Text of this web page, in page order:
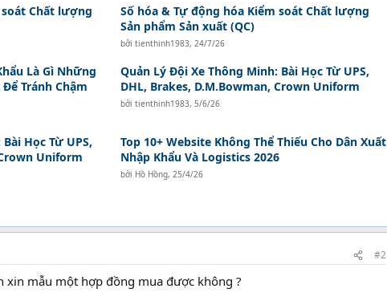
Chất lượng
Số hóa & Tự động hóa Kiểm soát Chất lượng
Sản phẩm Sản xuất (QC)
bởi tienthinh1983, 24/7/26
Là Gì Những
Tránh Chậm
Quản Lý Đội Xe Thông Minh: Bài Học Từ UPS,
DHL, Brakes, D.M.Bowman, Crown Uniform
bởi tienthinh1983, 5/6/26
Học Từ UPS,
Uniform
Top 10+ Website Không Thể Thiếu Cho Dân Xuất
Nhập Khẩu Và Logistics 2026
bởi Hồ Hồng, 25/4/26
#2
xin mẫu một hợp đồng mua được không ?